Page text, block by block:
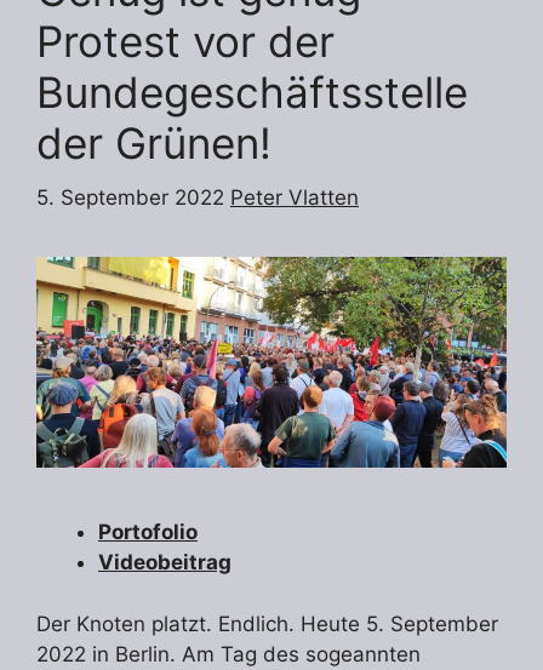
Protest vor der
Bundegeschäftsstelle
der Grünen!
5. September 2022 Peter Vlatten
Portofolio
Videobeitrag
Der Knoten platzt. Endlich. Heute 5. September
2022 in Berlin. Am Tag des sogeannten